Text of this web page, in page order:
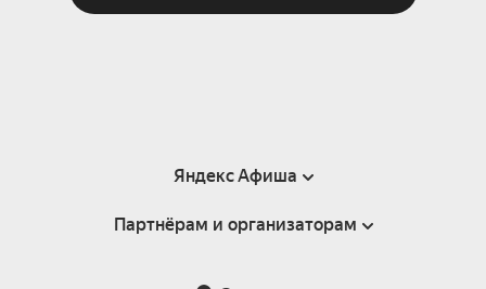
Яндекс Афиша
Справка
Партнёрам и организаторам